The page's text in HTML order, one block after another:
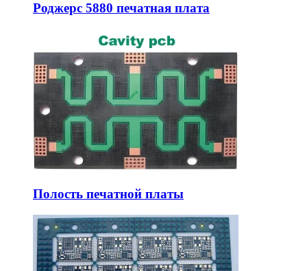
Роджерс 5880 печатная плата
Полость печатной платы